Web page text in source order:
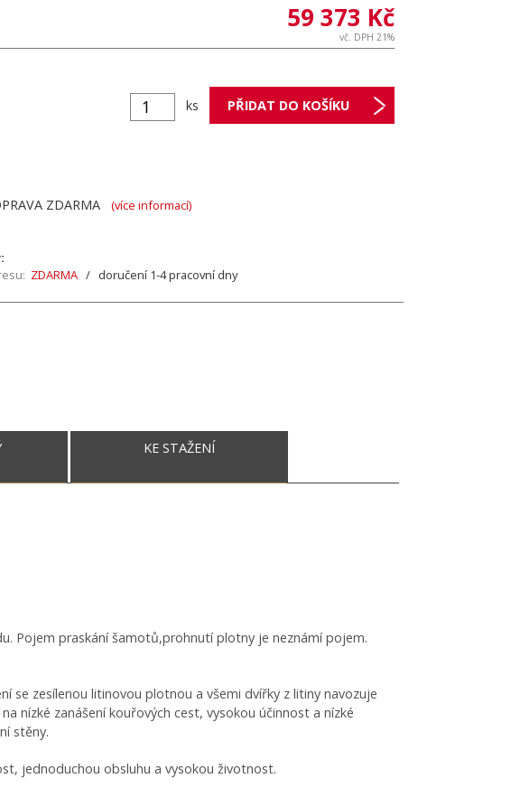
59 373 Kč
vč. DPH 21%
ks
ZDARMA (více informací)
ZDARMA / doručení 1-4 pracovní dny
KE STAŽENÍ
Pojem praskání šamotů,prohnutí plotny je neznámí pojem.
se zesílenou litinovou plotnou a všemi dvířky z litiny navozuje
nízké zanášení kouřových cest, vysokou účinnost a nízké
stěny.
jednoduchou obsluhu a vysokou životnost.